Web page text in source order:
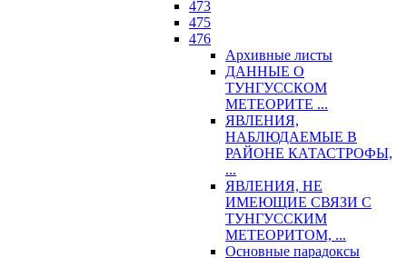
473
475
476
Архивные листы
ДАННЫЕ О
ТУНГУССКОМ
МЕТЕОРИТЕ ...
ЯВЛЕНИЯ,
НАБЛЮДАЕМЫЕ В
РАЙОНЕ КАТАСТРОФЫ,
...
ЯВЛЕНИЯ, НЕ
ИМЕЮЩИЕ СВЯЗИ С
ТУНГУССКИМ
МЕТЕОРИТОМ, ...
Основные парадоксы